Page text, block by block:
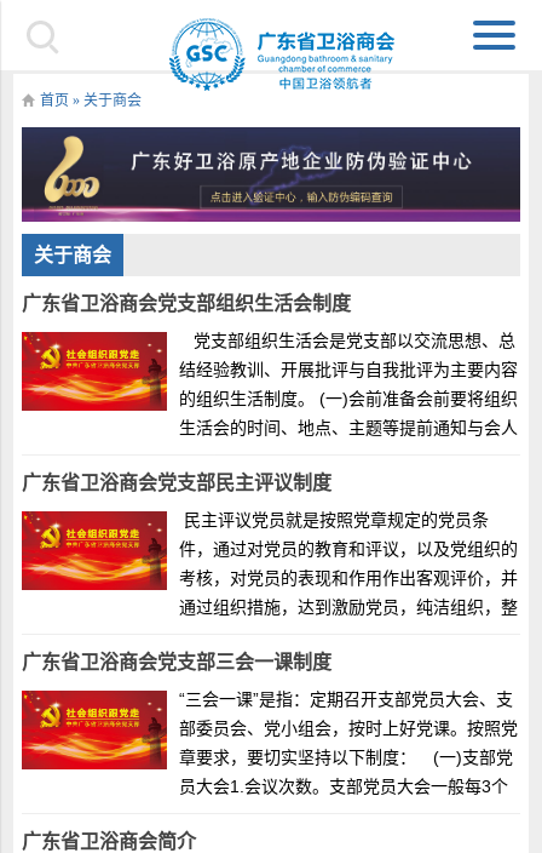
首页 » 关于商会
关于商会
广东省卫浴商会党支部组织生活会制度
党支部组织生活会是党支部以交流思想、总
结经验教训、开展批评与自我批评为主要内容
的组织生活制度。 (一)会前准备会前要将组织
生活会的时间、地点、主题等提前通知与会人
定会议解决的主要问题;广泛开展谈心谈话，
深入征求党员...
广东省卫浴商会党支部民主评议制度
民主评议党员就是按照党章规定的党员条
件，通过对党员的教育和评议，以及党组织的
考核，对党员的表现和作用作出客观评价，并
通过组织措施，达到激励党员，纯洁组织，整
是从严治党，加强党员教育、管理和监督的有
效措施。通过民主评议党员，表彰先进，清除
腐败分子，严...
广东省卫浴商会党支部三会一课制度
“三会一课”是指：定期召开支部党员大会、支
部委员会、党小组会，按时上好党课。按照党
章要求，要切实坚持以下制度： (一)支部党
员大会1.会议次数。支部党员大会一般每3个
2.主要任务。传达学习党的路线、方针、政
广东省卫浴商会简介